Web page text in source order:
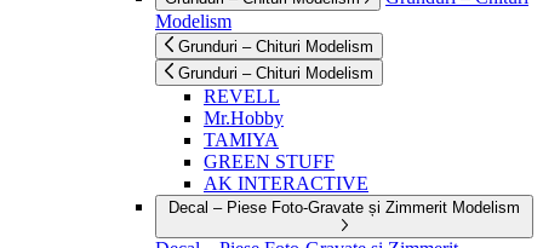
Modelism
Grunduri – Chituri Modelism
Grunduri – Chituri Modelism
REVELL
Mr.Hobby
TAMIYA
GREEN STUFF
AK INTERACTIVE
Decal – Piese Foto-Gravate și Zimmerit Modelism